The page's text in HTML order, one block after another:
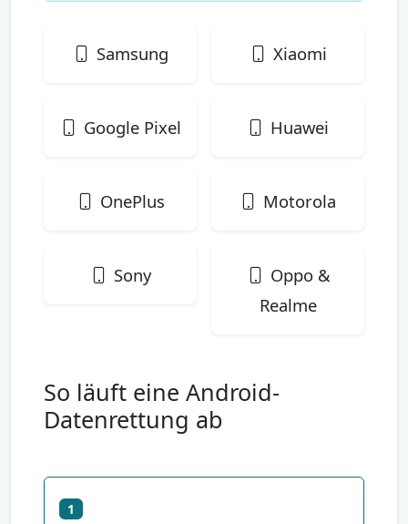
Samsung Xiaomi
Google Pixel Huawei
OnePlus Motorola
Sony
Oppo &
Realme
So läuft eine Android-
Datenrettung ab
1